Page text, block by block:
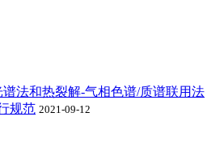
法和热裂解-气相色谱/质谱联用法
规范 2021-09-12